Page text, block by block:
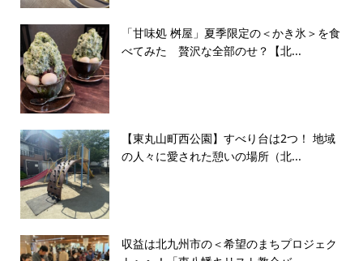
「甘味処 桝屋」夏季限定の＜かき氷＞を食
べてみた 贅沢な全部のせ？【北...
【東丸山町西公園】すべり台は2つ！ 地域
の人々に愛された憩いの場所（北...
収益は北九州市の＜希望のまちプロジェク